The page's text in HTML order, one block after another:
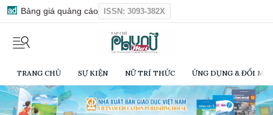
Bảng giá quảng cáo ISSN: 3093-382X
TRANG CHỦ SỰ KIỆN NỮ TRÍ THỨC ỨNG DỤNG & ĐỔI